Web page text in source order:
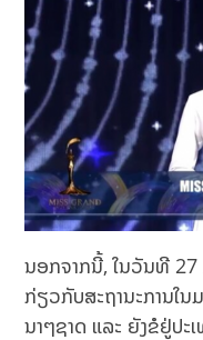
ນອກຈາກນີ້, ໃນວັນທີ 27
ກ່ຽວກັບສະຖານະການໃ
ນາໆຊາດ ແລະ ຍັງຂໍຢູ່ປະ